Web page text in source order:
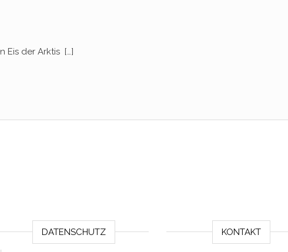
Eis der Arktis […]
DATENSCHUTZ KONTAKT